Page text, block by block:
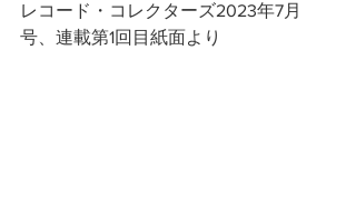
レコード・コレクターズ2023年7月
号、連載第1回目紙面より